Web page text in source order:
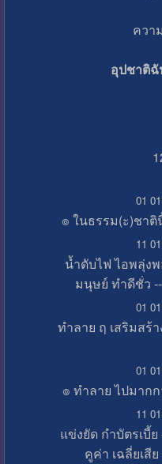
ควา
อุปชาติ
01
๏ ในธรรม(ะ)ชาติ
11
น้ำดับไฟ ไอพลุ่ง
มนุษย์ ทำดีชั่ว
01
ทำลาย ฤ เสริมสร้
01
๏ ทำลาย ไปมาก
11
แข่งยัด กำบัตรเบี้ย
คูค่า เฉลี่ยเสี